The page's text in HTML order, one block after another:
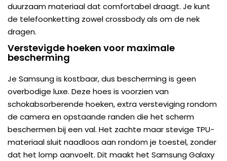
duurzaam materiaal dat comfortabel draagt. Je kunt
de telefoonketting zowel crossbody als om de nek
dragen.
Verstevigde hoeken voor maximale
bescherming
Je Samsung is kostbaar, dus bescherming is geen
overbodige luxe. Deze hoes is voorzien van
schokabsorberende hoeken, extra versteviging rondom
de camera en opstaande randen die het scherm
beschermen bij een val. Het zachte maar stevige TPU-
materiaal sluit naadloos aan rondom je toestel, zonder
dat het lomp aanvoelt. Dit maakt het Samsung Galaxy